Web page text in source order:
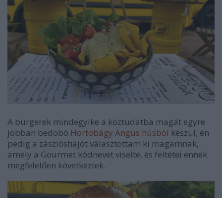
A burgerek mindegyike a köztudatba magát egyre
jobban bedobó Hortobágy Angus húsból készül, én
pedig a zászlóshajót választottam ki magamnak,
amely a Gourmet kódnevet viselte, és feltétei ennek
megfelelően következtek.